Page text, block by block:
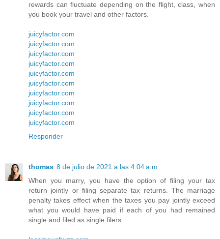
rewards can fluctuate depending on the flight, class, when
you book your travel and other factors.
juicyfactor.com
juicyfactor.com
juicyfactor.com
juicyfactor.com
juicyfactor.com
juicyfactor.com
juicyfactor.com
juicyfactor.com
juicyfactor.com
juicyfactor.com
Responder
thomas 8 de julio de 2021 a las 4:04 a.m.
When you marry, you have the option of filing your tax
return jointly or filing separate tax returns. The marriage
penalty takes effect when the taxes you pay jointly exceed
what you would have paid if each of you had remained
single and filed as single filers.